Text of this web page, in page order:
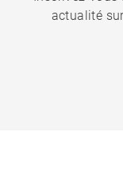
actualité